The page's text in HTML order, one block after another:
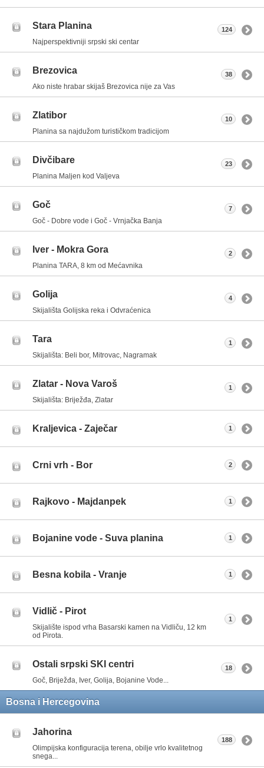
Stara Planina
Najperspektivniji srpski ski centar
124
Brezovica
Ako niste hrabar skijaš Brezovica nije za Vas
38
Zlatibor
Planina sa najdužom turističkom tradicijom
10
Divčibare
Planina Maljen kod Valjeva
23
Goč
Goč - Dobre vode i Goč - Vrnjačka Banja
7
Iver - Mokra Gora
Planina TARA, 8 km od Mećavnika
2
Golija
Skijališta Golijska reka i Odvraćenica
4
Tara
Skijališta: Beli bor, Mitrovac, Nagramak
1
Zlatar - Nova Varoš
Skijališta: Briježđa, Zlatar
1
Kraljevica - Zaječar 1
Crni vrh - Bor 2
Rajkovo - Majdanpek 1
Bojanine vode - Suva planina 1
Besna kobila - Vranje 1
Vidlič - Pirot
Skijalište ispod vrha Basarski kamen na Vidliču, 12 km
od Pirota.
1
Ostali srpski SKI centri
Goč, Briježđa, Iver, Golija, Bojanine Vode...
18
Bosna i Hercegovina
Jahorina
Olimpijska konfiguracija terena, obilje vrlo kvalitetnog
snega...
188